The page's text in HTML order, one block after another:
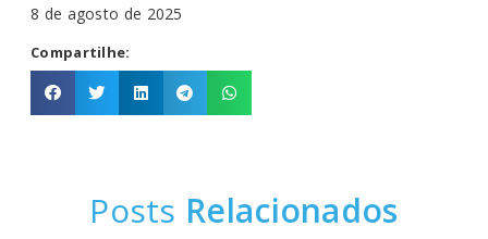
8 de agosto de 2025
Compartilhe:
Posts Relacionados